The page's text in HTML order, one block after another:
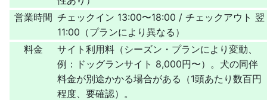
営業時間 チェックイン 13:00〜18:00 / チェックアウト 翌
11:00（プランにより異なる）
料金
サイト利用料（シーズン・プランにより変動、
例：ドッグランサイト 8,000円〜）。犬の同伴
料金が別途かかる場合がある（1頭あたり数百円
程度、要確認）。